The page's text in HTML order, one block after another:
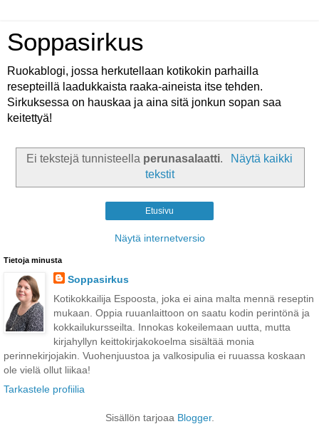
Soppasirkus
Ruokablogi, jossa herkutellaan kotikokin parhailla
resepteillä laadukkaista raaka-aineista itse tehden.
Sirkuksessa on hauskaa ja aina sitä jonkun sopan saa
keitettyä!
Ei tekstejä tunnisteella perunasalaatti.
Näytä kaikki
tekstit
Etusivu
Näytä internetversio
Tietoja minusta
Soppasirkus
Kotikokkailija Espoosta, joka ei aina malta mennä reseptin
mukaan. Oppia ruuanlaittoon on saatu kodin perintönä ja
kokkailukursseilta. Innokas kokeilemaan uutta, mutta
kirjahyllyn keittokirjakokoelma sisältää monia
perinnekirjojakin. Vuohenjuustoa ja valkosipulia ei ruuassa koskaan
ole vielä ollut liikaa!
Tarkastele profiilia
Sisällön tarjoaa Blogger.